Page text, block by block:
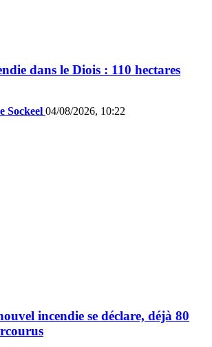
dans le Diois : 110 hectares
Sockeel 04/08/2026, 10:22
incendie se déclare, déjà 80